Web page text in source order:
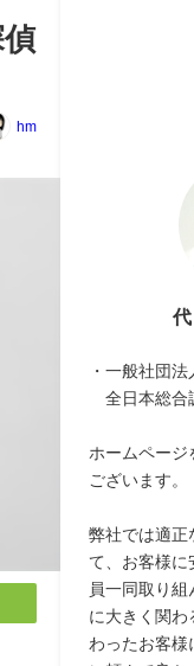
hm
・一般社団
全日本総合
ホームページ
ございます。
弊社では適正
て、お客様に
員一同取り組
に大きく関わ
わったお客様